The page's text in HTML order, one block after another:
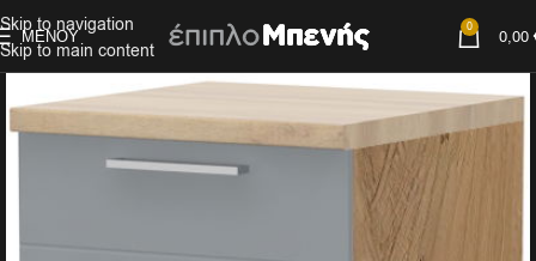
Skip to navigation
Skip to main content
ΜΕΝΟΎ 0 0,00